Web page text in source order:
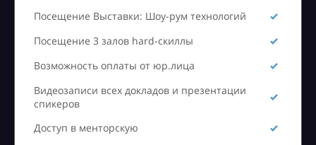
Посещение Выставки: Шоу-рум технологий
Посещение 3 залов hard-скиллы
Возможность оплаты от юр.лица
Видеозаписи всех докладов и презентации
спикеров
Доступ в менторскую